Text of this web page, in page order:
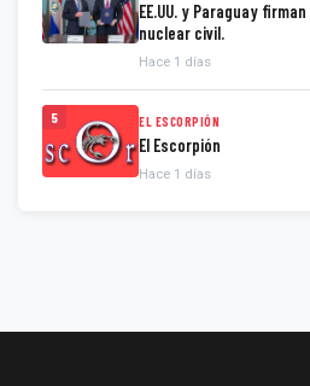
EE.UU. y Paraguay
nuclear civil.
Hace 1 días
5 EL ESCORPIÓN
El Escorpión
Hace 1 días